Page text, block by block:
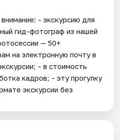
- экскурсию для
гид-фотограф из нашей
— 50+
на электронную почту в
- в стоимость
кадров; - эту прогулку
экскурсии без